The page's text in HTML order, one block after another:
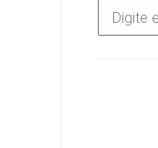
Search: